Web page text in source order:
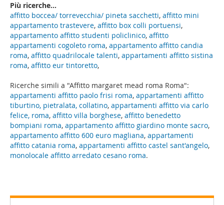
Ricerche simili a "Affitto margaret mead roma Roma":
appartamenti affitto paolo frisi roma, appartamenti affitto
tiburtino, pietralata, collatino, appartamenti affitto via carlo
felice, roma, affitto villa borghese, affitto benedetto
bompiani roma, appartamento affitto giardino monte sacro,
appartamento affitto 600 euro magliana, appartamenti
affitto catania roma, appartamenti affitto castel sant'angelo,
monolocale affitto arredato cesano roma.
Più ricerche...
affitto boccea/ torrevecchia/ pineta sacchetti, affitto mini
appartamento trastevere, affitto box colli portuensi,
appartamento affitto studenti policlinico, affitto
appartamenti cogoleto roma, appartamento affitto candia
roma, affitto quadrilocale talenti, appartamenti affitto sistina
roma, affitto eur tintoretto,